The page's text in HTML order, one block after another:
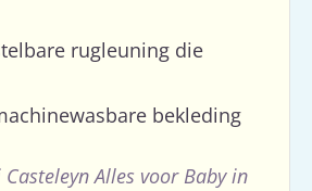
rugleuning die
bekleding
Alles voor Baby in